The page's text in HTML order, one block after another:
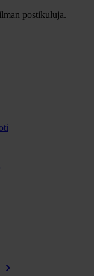
postikuluja.
chevron_right